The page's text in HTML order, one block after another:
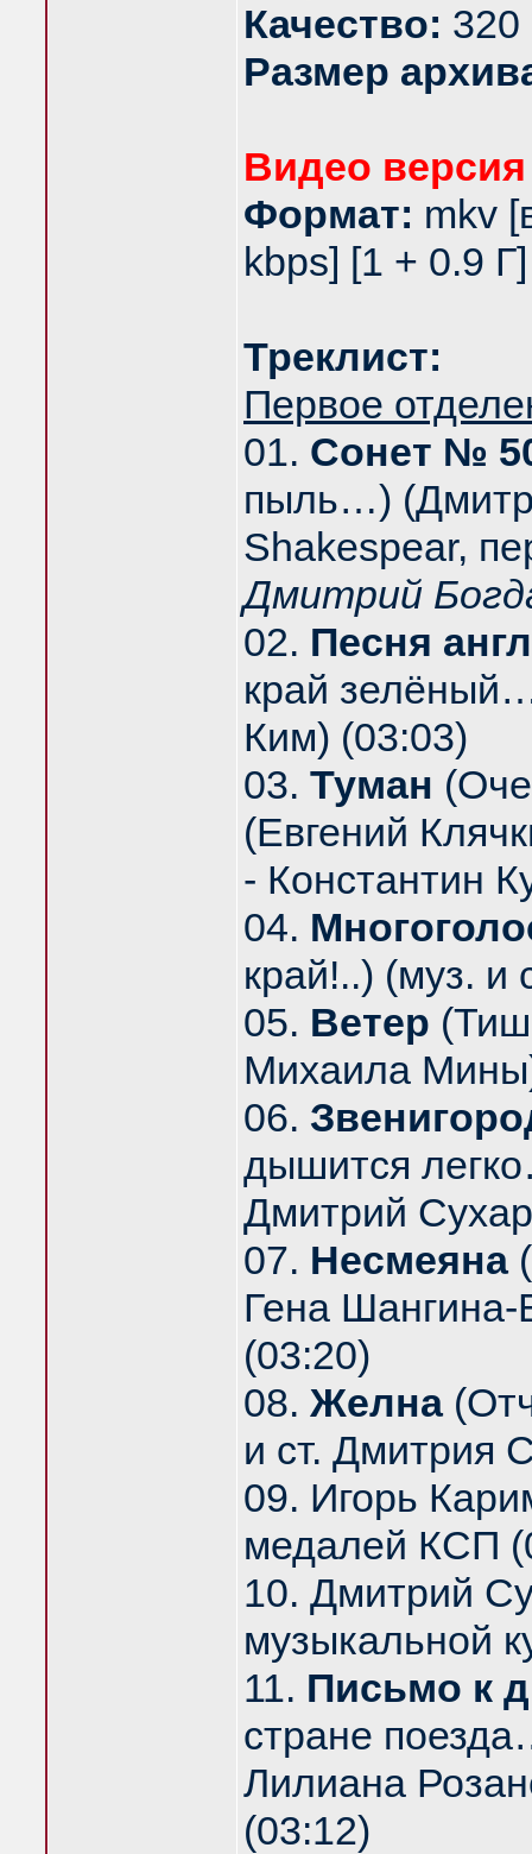
Качество: 320
Размер
Видео версия
Формат: mkv
kbps] [1 + 0.9 Г]
Треклист:
Первое
01. Сонет №
пыль…)
Shakespear,
Дмитрий
02. Песня
край
Ким) (03:03)
03. Туман
(Евгений
- Константин
04.
край!..) (муз. и
05. Ветер
Михаила
06.
дышится
Дмитрий
07. Несмеяна
Гена Шангина-
(03:20)
08. Желна
и ст. Дмитрия
09. Игорь
медалей КСП
10. Дмитрий
музыкальной
11. Письмо к
стране
Лилиана
(03:12)